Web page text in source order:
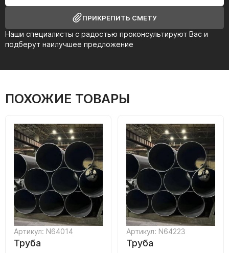
Наши специалисты с радостью проконсультируют Вас и
подберут наилучшее предложение
ПРИКРЕПИТЬ СМЕТУ
ПОХОЖИЕ ТОВАРЫ
Артикул: N64014
Труба
Артикул: N64223
Труба